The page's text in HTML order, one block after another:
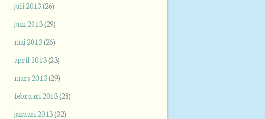
juli 2013(26)
juni 2013(29)
maj 2013(26)
april 2013(23)
mars 2013(29)
februari 2013(28)
januari 2013(32)